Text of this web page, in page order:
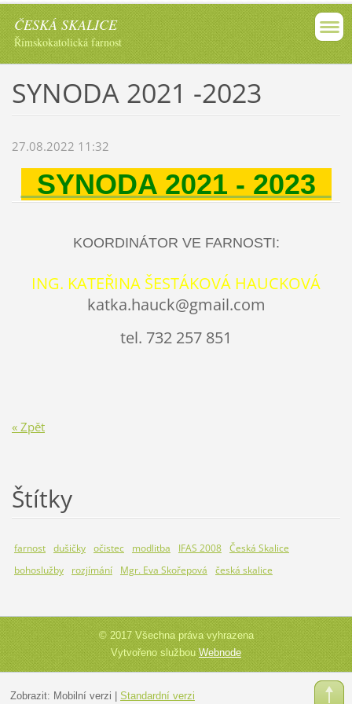
ČESKÁ SKALICE
Římskokatolická farnost
SYNODA 2021 -2023
27.08.2022 11:32
SYNODA 2021 - 2023
KOORDINÁTOR VE FARNOSTI:
ING. KATEŘINA ŠESTÁKOVÁ HAUCKOVÁ
katka.hauck@gmail.com
tel. 732 257 851
« Zpět
Štítky
farnost dušičky očistec modlitba IFAS 2008 Česká Skalice
bohoslužby
rozjímání Mgr. Eva Skořepová česká skalice
© 2017 Všechna práva vyhrazena
Vytvořeno službouWebnode
Zobrazit: Mobilní verzi Standardní verzi